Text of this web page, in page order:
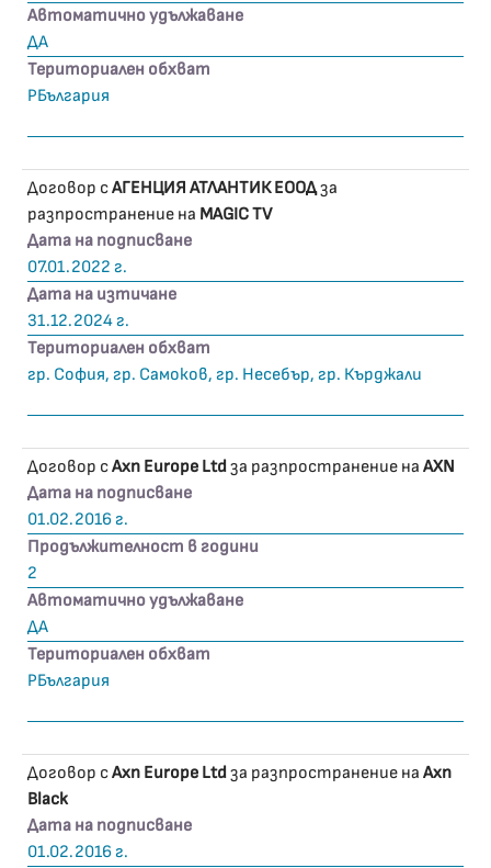
Автоматично удължаване
ДА
Териториален обхват
РБългария
Договор сАГЕНЦИЯ АТЛАНТИК ЕООДза
разпространение на MAGIC TV
Дата на подписване
07.01.2022 г.
Дата на изтичане
31.12.2024 г.
Териториален обхват
гр. София, гр. Самоков, гр. Несебър, гр. Кърджали
Договор сAxn Europe Ltdза разпространение на AXN
Дата на подписване
01.02.2016 г.
Продължителност в години
2
Автоматично удължаване
ДА
Териториален обхват
РБългария
Договор сAxn Europe Ltdза разпространение на Axn
Black
Дата на подписване
01.02.2016 г.